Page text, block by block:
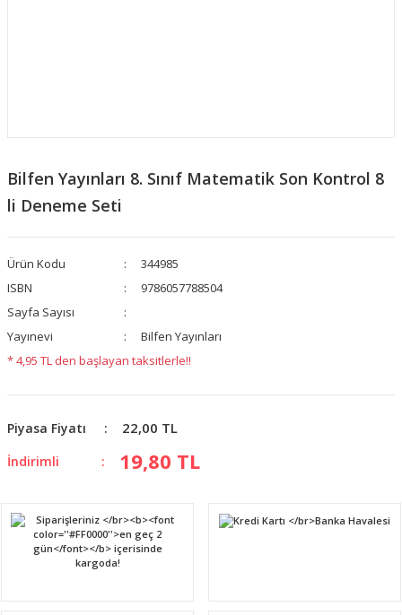
Bilfen Yayınları 8. Sınıf Matematik Son Kontrol 8
li Deneme Seti
Ürün Kodu
344985
ISBN
9786057788504
Sayfa Sayısı
Yayınevi
Bilfen Yayınları
* 4,95 TL den başlayan taksitlerle!!
Piyasa Fiyatı 22,00 TL
İndirimli 19,80 TL